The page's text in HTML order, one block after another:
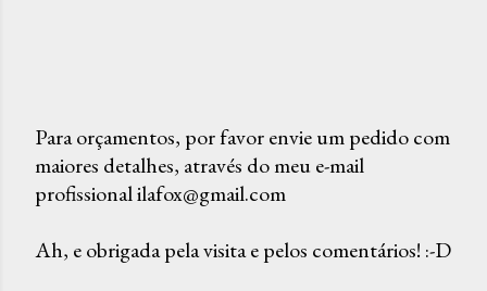
P
o
t
Para orçamentos, por favor envie um pedido com
maiores detalhes, através do meu e-mail
profissional ilafox@gmail.com
Ah, e obrigada pela visita e pelos comentários! :-D